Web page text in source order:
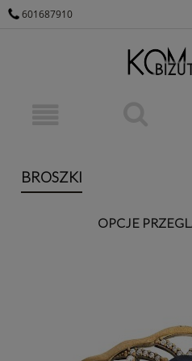
601687910
BROSZKI
OPCJE